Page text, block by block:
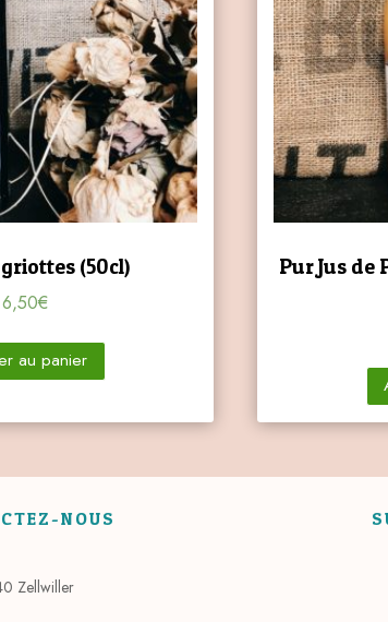
(50cl)
6,50€
au panier
Pur Jus de
NOUS
Zellwiller